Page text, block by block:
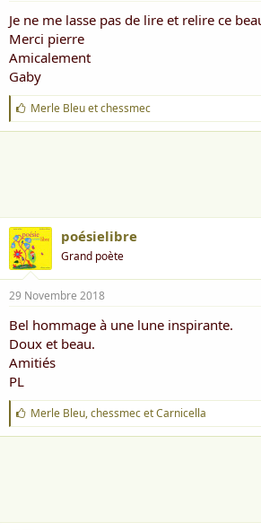
Je ne me lasse pas de lire et relire ce
Merci pierre
Amicalement
Gaby
J
'
a
Merle Bleuetchessmec
poésielibre
Grand poète
29 Novembre 2018
Bel hommage à une lune inspirante.
Doux et beau.
Amitiés
PL
J
'
a
Merle Bleu,chessmecetCarnicella